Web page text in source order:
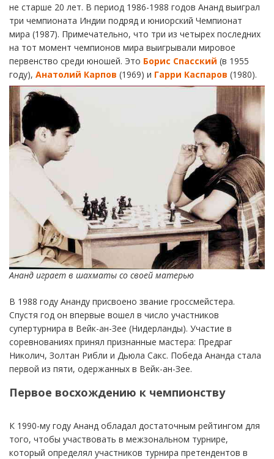
не старше 20 лет. В период 1986-1988 годов Ананд выиграл
три чемпионата Индии подряд и юниорский Чемпионат
мира (1987). Примечательно, что три из четырех последних
на тот момент чемпионов мира выигрывали мировое
первенство среди юношей. Это Борис Спасский (в 1955
году), Анатолий Карпов (1969) и Гарри Каспаров (1980).
Ананд играет в шахматы со своей матерью
В 1988 году Ананду присвоено звание гроссмейстера.
Спустя год он впервые вошел в число участников
супертурнира в Вейк-ан-Зее (Нидерланды). Участие в
соревнованиях принял признанные мастера: Предраг
Николич, Золтан Рибли и Дьюла Сакс. Победа Ананда стала
первой из пяти, одержанных в Вейк-ан-Зее.
Первое восхождению к чемпионству
К 1990-му году Ананд обладал достаточным рейтингом для
того, чтобы участвовать в межзональном турнире,
который определял участников турнира претендентов в